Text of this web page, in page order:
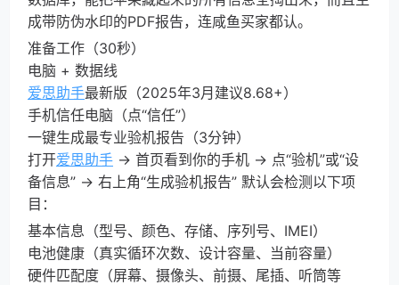
成带防伪水印的PDF报告，连咸鱼买家都认。
准备工作（30秒）
电脑 + 数据线
爱思助手最新版（2025年3月建议8.68+）
手机信任电脑（点“信任”）
一键生成最专业验机报告（3分钟）
打开爱思助手 → 首页看到你的手机 → 点“验机”或“设
备信息” → 右上角“生成验机报告” 默认会检测以下项
目：
基本信息（型号、颜色、存储、序列号、IMEI）
电池健康（真实循环次数、设计容量、当前容量）
硬件匹配度（屏幕、摄像头、前摄、尾插、听筒等